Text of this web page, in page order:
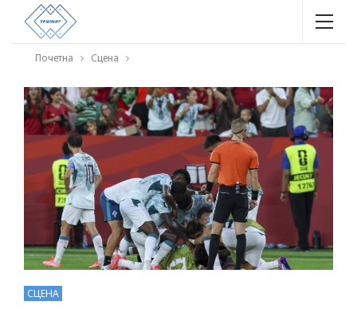
Почетна Сцена
СЦЕНА